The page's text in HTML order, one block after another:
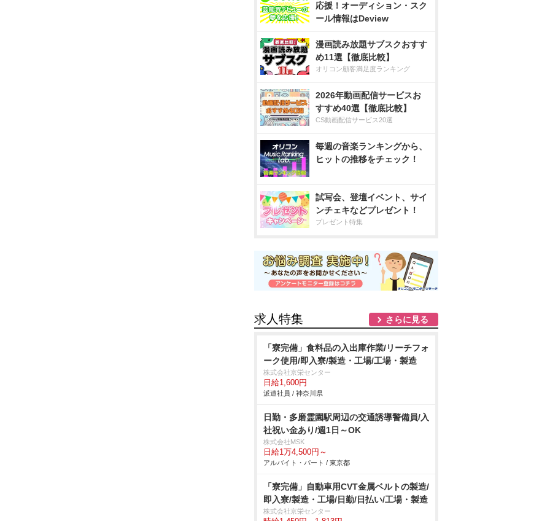
応援！オーディション・スク
ール情報はDeview
漫画読み放題サブスクおすす
め11選【徹底比較】
オリコン顧客満足度ランキング
2026年動画配信サービスお
すすめ40選【徹底比較】
CS動画配信サービス20選
毎週の音楽ランキングから、
ヒットの推移をチェック！
試写会、登壇イベント、サイ
ンチェキなどプレゼント！
プレゼント特集
求人特集 さらに見る
「寮完備」食料品の入出庫作業/リーチフォ
ーク使用/即入寮/製造・工場/工場・製造
株式会社京栄センター
日給1,600円
派遣社員 / 神奈川県
日勤・多磨霊園駅周辺の交通誘導警備員/入
社祝い金あり/週1日～OK
株式会社MSK
日給1万4,500円～
アルバイト・パート / 東京都
「寮完備」自動車用CVT金属ベルトの製造/
即入寮/製造・工場/日勤/日払い/工場・製造
株式会社京栄センター